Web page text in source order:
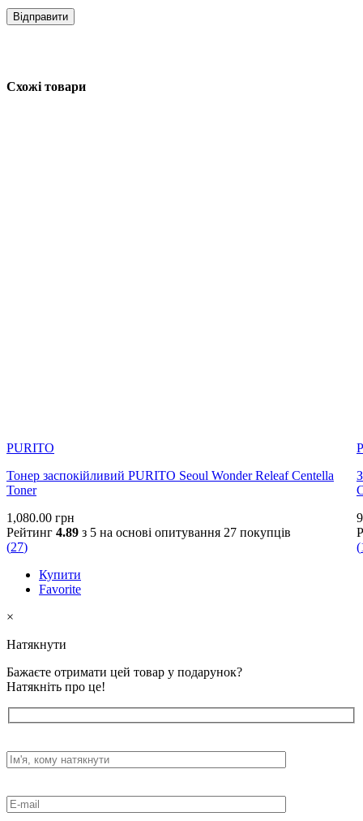
Схожі товари
PURITO
Тонер заспокійливий PURITO Seoul Wonder Releaf Centella
Toner
1,080.00 грн
Рейтинг 4.89 з 5 на основі опитування 27 покупців
(27)
Купити
Favorite
(
×
Натякнути
Бажаєте отримати цей товар у подарунок?
Натякніть про це!